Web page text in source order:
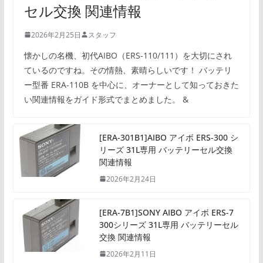
セル交換 関連情報
2026年2月25日 スタッフ
懐かしの名機、初代AIBO（ERS-110/111）を大切にされ
ているのですね。その情熱、素晴らしいです！ バッテリ
ー型番 ERA-110B を中心に、オーナーとして知っておきた
い関連情報をガイド形式でまとめました。 &
[ERA-301B1]AIBO アイボ ERS-300 シ
リーズ 31L専用 バッテリーセル交換
関連情報
2026年2月24日
[ERA-7B1]SONY AIBO アイボ ERS-7
300シリーズ 31L専用 バッテリーセル
交換 関連情報
2026年2月11日